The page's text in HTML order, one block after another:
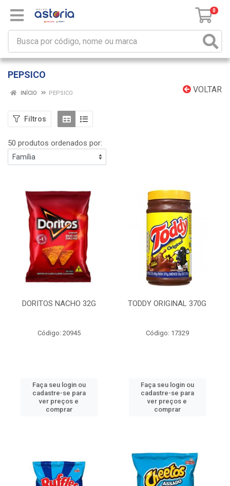
0
PEPSICO
VOLTAR
INÍCIO PEPSICO
Filtros
50 produtos ordenados por:
DORITOS NACHO 32G
Código: 20945
Faça seu login ou
cadastre-se para
ver preços e
comprar
TODDY ORIGINAL 370G
Código: 17329
Faça seu login ou
cadastre-se para
ver preços e
comprar